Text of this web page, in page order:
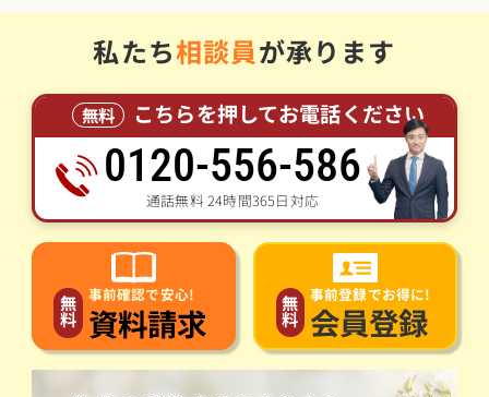
私たち相談員が承ります
無料 こちらを押してお電話ください
0120-556-586
通話無料 24時間365日対応
無
料
事前確認で安心!
資料請求 無
料
事前登録でお得に!
会員登録